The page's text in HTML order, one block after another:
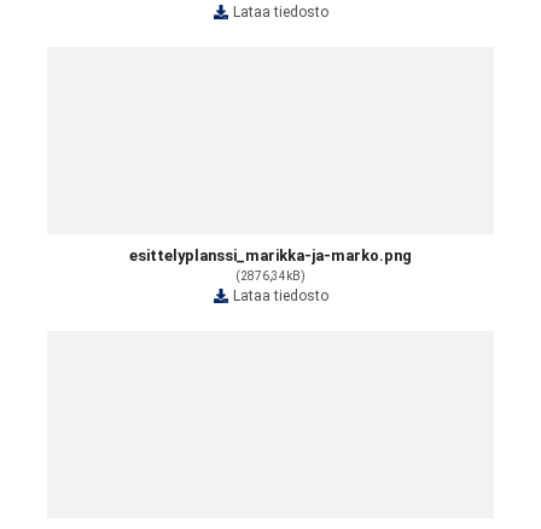
Lataa tiedosto
esittelyplanssi_marikka-ja-marko.png
(2876,34kB)
Lataa tiedosto